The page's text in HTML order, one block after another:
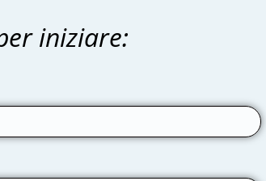
iniziare: